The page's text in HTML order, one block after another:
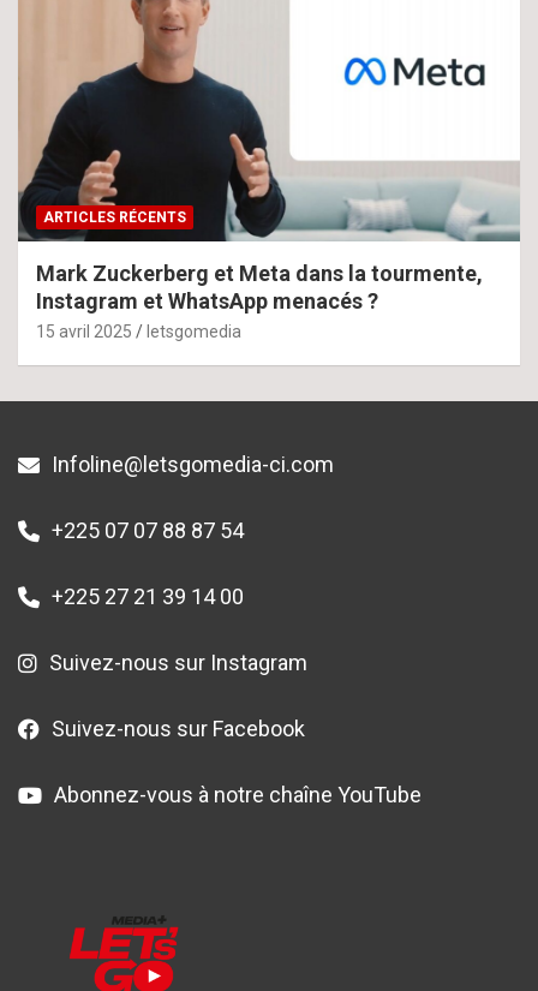
ARTICLES RÉCENTS
Mark Zuckerberg et Meta dans la tourmente,
Instagram et WhatsApp menacés ?
15 avril 2025 letsgomedia
Infoline@letsgomedia-ci.com
+225 07 07 88 87 54
+225 27 21 39 14 00
Suivez-nous sur Instagram
Suivez-nous sur Facebook
Abonnez-vous à notre chaîne YouTube